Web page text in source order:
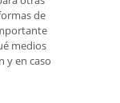
de
medios
y en caso